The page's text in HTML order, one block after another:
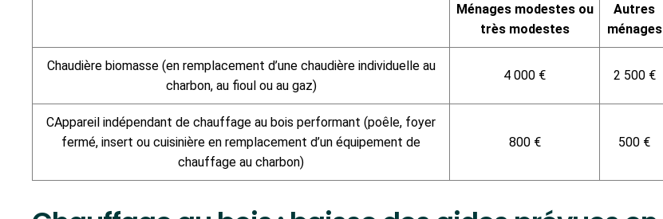
Ménages modestes ou
très modestes
Autres
ménages
Chaudière biomasse (en remplacement d’une chaudière individuelle au
charbon, au fioul ou au gaz)
4 000 € 2 500 €
CAppareil indépendant de chauffage au bois performant (poêle, foyer
fermé, insert ou cuisinière en remplacement d’un équipement de
chauffage au charbon)
800 € 500 €